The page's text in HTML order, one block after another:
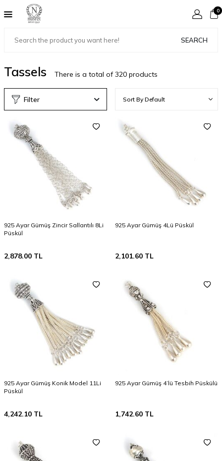
SEARCH
0
Tassels There is a total of320 products
Filter
925 Ayar Gümüş Zincir Sallantılı 8Li
Püskül
2,878.00 TL
925 Ayar Gümüş 4Lü Püskül
2,101.60 TL
925 Ayar Gümüş Konik Model 11Li
Püskül
4,242.10 TL
925 Ayar Gümüş 4’lü Tesbih Püskülü
1,742.60 TL